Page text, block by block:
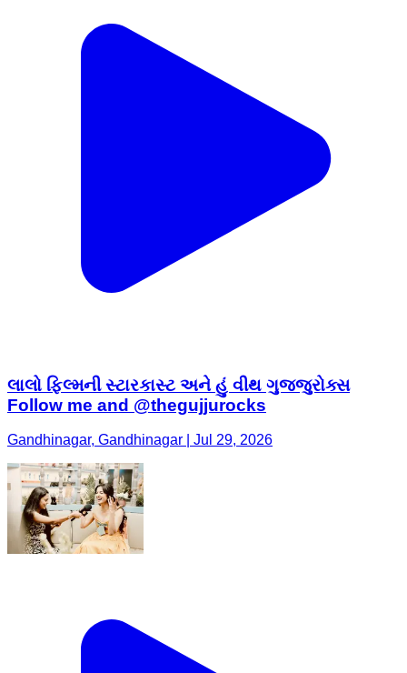
લાલો ફિલ્મની સ્ટારકાસ્ટ અને હું વીથ ગુજ્જુરોક્સ
Follow me and @thegujjurocks
Gandhinagar, Gandhinagar | Jul 29, 2026